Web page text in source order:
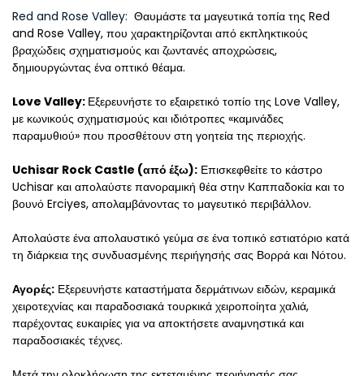
Red and Rose Valley: Θαυμάστε τα μαγευτικά τοπία της Red
and Rose Valley, που χαρακτηρίζονται από εκπληκτικούς
βραχώδεις σχηματισμούς και ζωντανές αποχρώσεις,
δημιουργώντας ένα οπτικό θέαμα.
Love Valley: Εξερευνήστε το εξαιρετικό τοπίο της Love Valley,
με κωνικούς σχηματισμούς και ιδιότροπες «καμινάδες
παραμυθιού» που προσθέτουν στη γοητεία της περιοχής.
Uchisar Rock Castle (από έξω): Επισκεφθείτε το κάστρο
Uchisar και απολαύστε πανοραμική θέα στην Καππαδοκία και το
βουνό Erciyes, απολαμβάνοντας το μαγευτικό περιβάλλον.
Απολαύστε ένα απολαυστικό γεύμα σε ένα τοπικό εστιατόριο κατά
τη διάρκεια της συνδυασμένης περιήγησής σας Βορρά και Νότου.
Αγορές: Εξερευνήστε καταστήματα δερμάτινων ειδών, κεραμικά
χειροτεχνίας και παραδοσιακά τουρκικά χειροποίητα χαλιά,
παρέχοντας ευκαιρίες για να αποκτήσετε αναμνηστικά και
παραδοσιακές τέχνες.